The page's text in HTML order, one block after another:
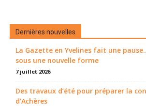
Dernières nouvelles
La Gazette en Yvelines fait une
sous une nouvelle forme
7 juillet 2026
Des travaux d’été pour préparer la
d’Achères